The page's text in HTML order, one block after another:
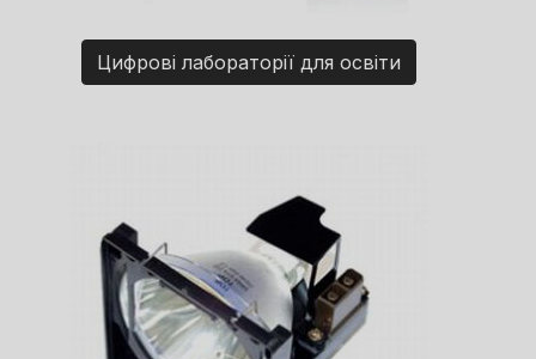
Цифрові лабораторії для освіти